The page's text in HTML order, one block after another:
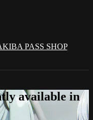
PASS SHOP
available in